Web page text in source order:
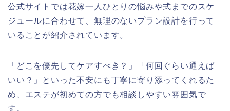
公式サイトでは花嫁一人ひとりの悩みや式までのスケ
ジュールに合わせて、無理のないプラン設計を行って
いることが紹介されています。
「どこを優先してケアすべき？」「何回ぐらい通えば
いい？」といった不安にも丁寧に寄り添ってくれるた
め、エステが初めての方でも相談しやすい雰囲気で
す。